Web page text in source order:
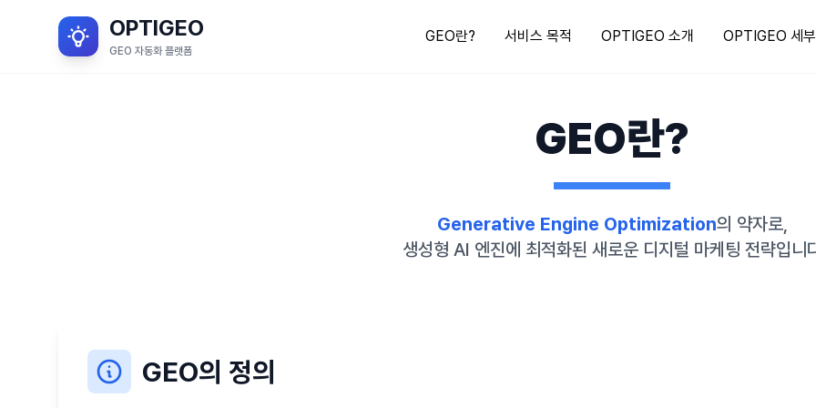
OPTIGEO
GEO 자동화 플랫폼
GEO란? 서비스 목적 OPTIGEO 소개 OPTIGEO 세
GEO란?
Generative Engine Optimization의 약자로,
생성형 AI 엔진에 최적화된 새로운 디지털 마케팅 전략입니
GEO의 정의